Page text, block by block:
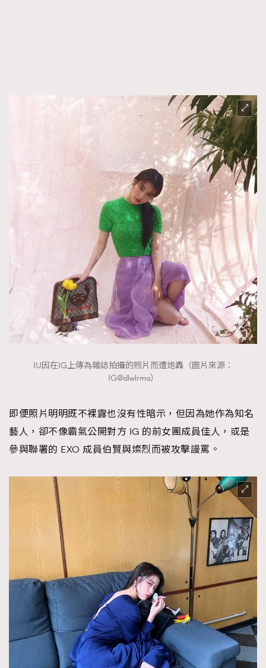
IU因在IG上傳為雜誌拍攝的照片而遭炮轟（圖片來源：
IG@dlwlrma）
即便照片明明既不裸露也沒有性暗示，但因為她作為知名
藝人，卻不像霸氣公開對方 IG 的前女團成員佳人，或是
參與聯署的 EXO 成員伯賢與燦烈而被攻擊謾罵。